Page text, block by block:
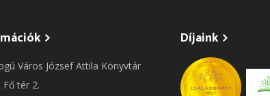
Város József Attila Könyvtár
tér 2.
Díjaink